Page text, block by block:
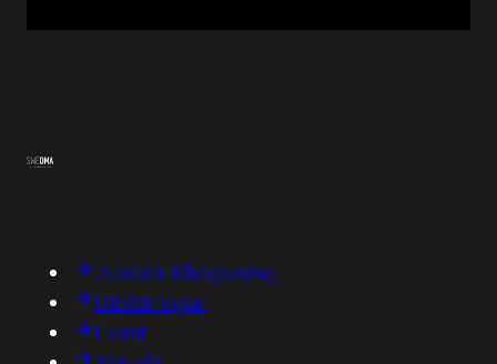
Juridisk Rådgivning
Utbildningar
Event